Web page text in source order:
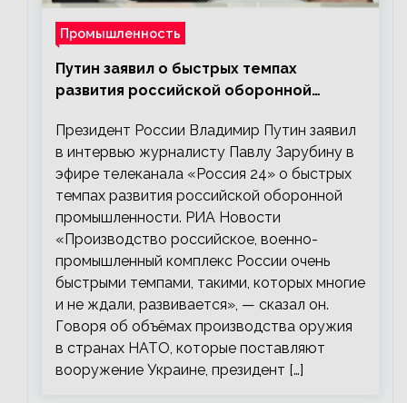
Промышленность
Путин заявил о быстрых темпах
развития российской оборонной
Президент России Владимир Путин заявил
в интервью журналисту Павлу Зарубину в
эфире телеканала «Россия 24» о быстрых
темпах развития российской оборонной
промышленности. РИА Новости
«Производство российское, военно-
промышленный комплекс России очень
быстрыми темпами, такими, которых многие
и не ждали, развивается», — сказал он.
Говоря об объёмах производства оружия
в странах НАТО, которые поставляют
вооружение Украине, президент […]